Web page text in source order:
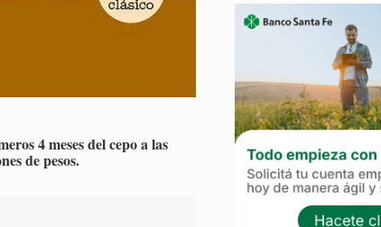
4 meses del cepo a las
de pesos.